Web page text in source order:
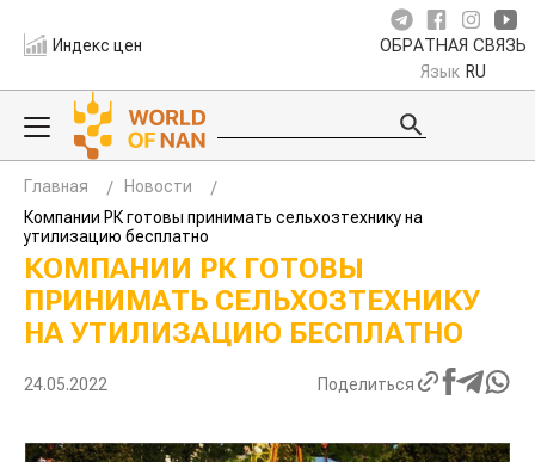
Индекс цен ОБРАТНАЯ СВЯЗЬ
Язык RU
Главная
Новости
Компании РК готовы принимать сельхозтехнику на
утилизацию бесплатно
КОМПАНИИ РК ГОТОВЫ
ПРИНИМАТЬ СЕЛЬХОЗТЕХНИКУ
НА УТИЛИЗАЦИЮ БЕСПЛАТНО
24.05.2022 Поделиться